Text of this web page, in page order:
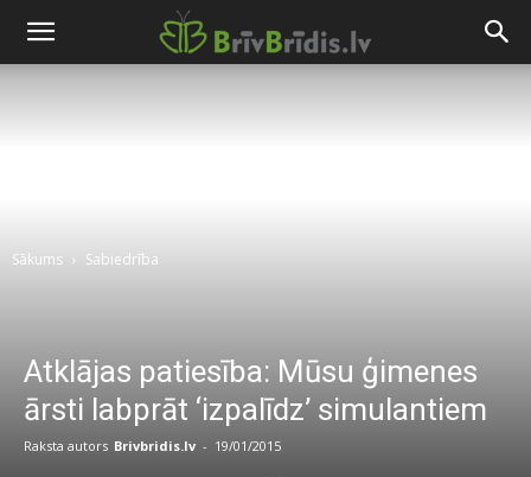
Sākums Sabiedrība
Atklājas patiesība: Mūsu ģimenes
ārsti labprāt ‘izpalīdz’ simulantiem
Raksta autors Brivbridis.lv - 19/01/2015